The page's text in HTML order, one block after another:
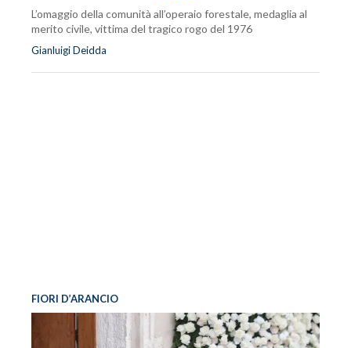
L’omaggio della comunità all’operaio forestale, medaglia al
merito civile, vittima del tragico rogo del 1976
Gianluigi Deidda
FIORI D’ARANCIO